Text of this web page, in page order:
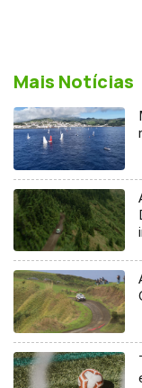
Mais Notícias